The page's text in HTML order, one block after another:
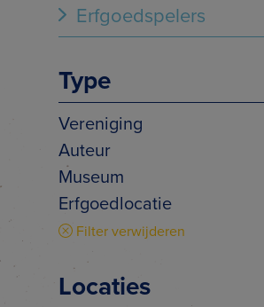
Erfgoedspelers
Type
Vereniging
Auteur
Museum
Erfgoedlocatie
Filter verwijderen
Locaties